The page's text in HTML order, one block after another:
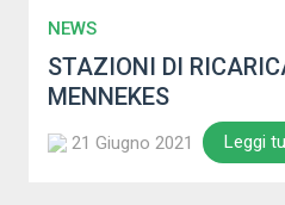
NEWS
STAZIONI DI
MENNEKES
21 Giugno 2021 Leggi